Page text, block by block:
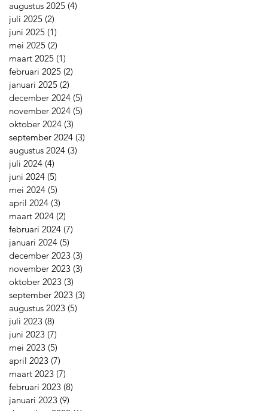
augustus 2025 (4)
juli 2025 (2)
juni 2025 (1)
mei 2025 (2)
maart 2025 (1)
februari 2025 (2)
januari 2025 (2)
december 2024 (5)
november 2024 (5)
oktober 2024 (3)
september 2024 (3)
augustus 2024 (3)
juli 2024 (4)
juni 2024 (5)
mei 2024 (5)
april 2024 (3)
maart 2024 (2)
februari 2024 (7)
januari 2024 (5)
december 2023 (3)
november 2023 (3)
oktober 2023 (3)
september 2023 (3)
augustus 2023 (5)
juli 2023 (8)
juni 2023 (7)
mei 2023 (5)
april 2023 (7)
maart 2023 (7)
februari 2023 (8)
januari 2023 (9)